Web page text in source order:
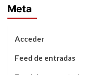
Meta
Acceder
Feed de entradas